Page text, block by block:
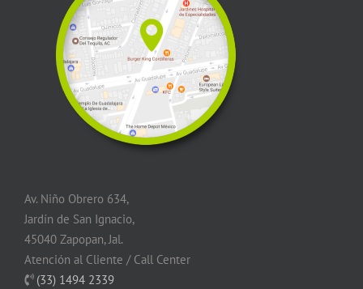
Av. Niño Obrero 634,
Jardín de San Ignacio,
45040 Zapopan, Jal.
Atención al Cliente / Call Center
(33) 1494 2339